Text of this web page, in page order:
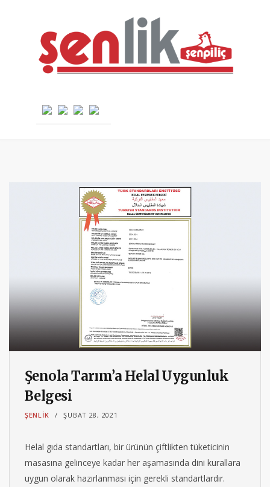
Şenola Tarım’a Helal Uygunluk
Belgesi
ŞENLIK ŞUBAT 28, 2021
Helal gıda standartları, bir ürünün çiftlikten tüketicinin
masasına gelinceye kadar her aşamasında dini kurallara
uygun olarak hazırlanması için gerekli standartlardır.